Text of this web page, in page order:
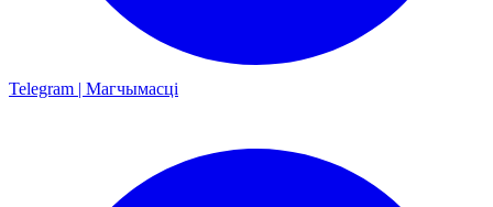
Telegram | Магчымасці